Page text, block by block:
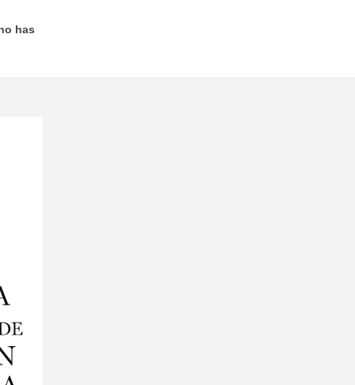
has